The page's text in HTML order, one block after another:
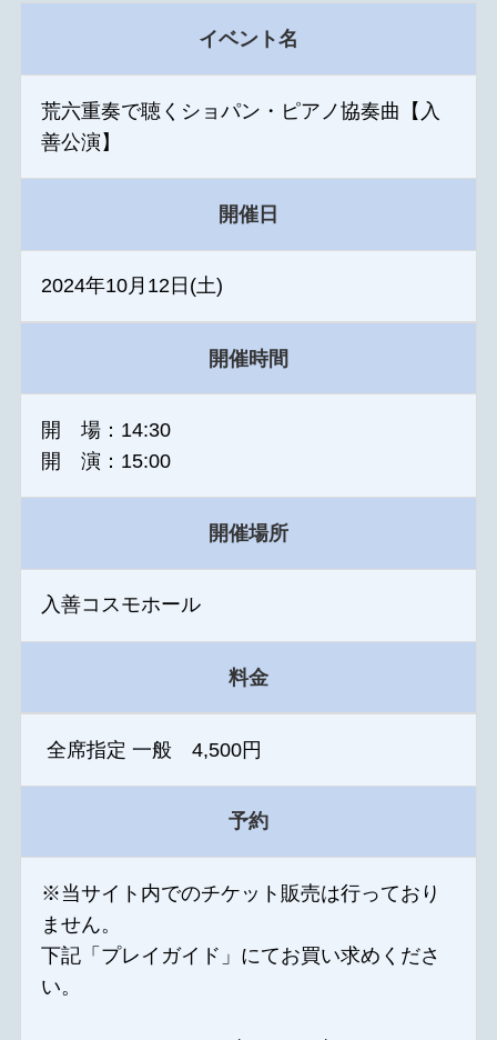
イベント名
荒六重奏で聴くショパン・ピアノ協奏曲【入
善公演】
開催日
2024年10月12日(土)
開催時間
開 場：14:30
開 演：15:00
開催場所
入善コスモホール
料金
全席指定 一般 4,500円
予約
※当サイト内でのチケット販売は行っており
ません。
下記「プレイガイド」にてお買い求めくださ
い。